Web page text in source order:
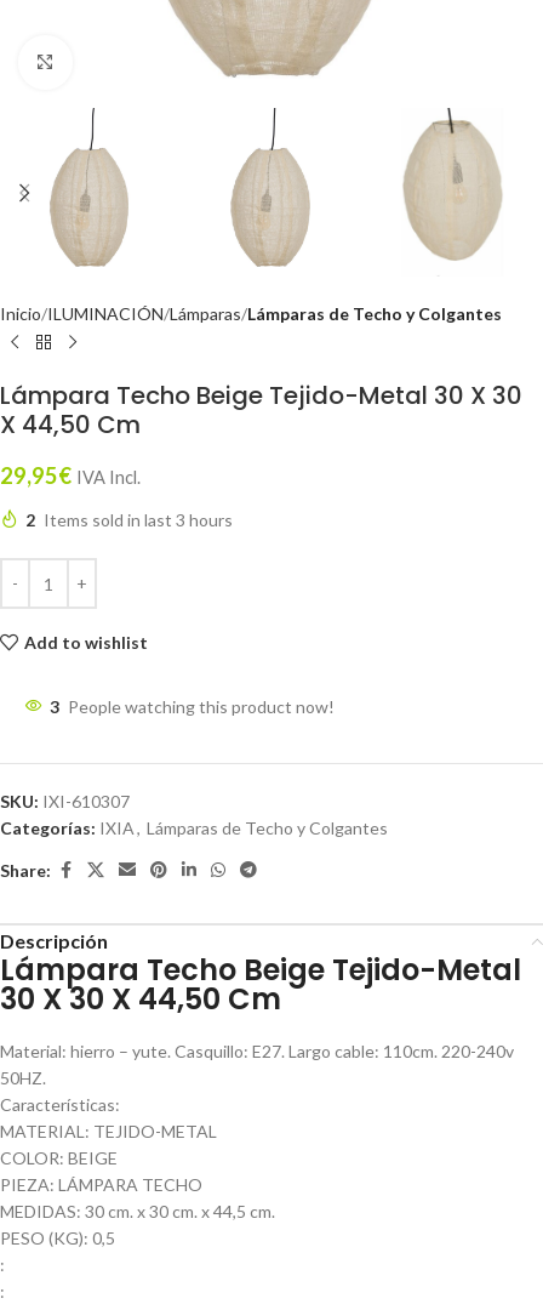
Inicio ILUMINACIÓN Lámparas Lámparas de Techo y Colgantes
Lámpara Techo Beige Tejido-Metal 30 X 30
X 44,50 Cm
29,95€ IVA Incl.
2 Items sold in last 3 hours
Add to wishlist
3 People watching this product now!
SKU: IXI-610307
Categorías: IXIA, Lámparas de Techo y Colgantes
Share:
Descripción
Lámpara Techo Beige Tejido-Metal
30 X 30 X 44,50 Cm
Material: hierro – yute. Casquillo: E27. Largo cable: 110cm. 220-240v
50HZ.
Características:
MATERIAL: TEJIDO-METAL
COLOR: BEIGE
PIEZA: LÁMPARA TECHO
MEDIDAS: 30 cm. x 30 cm. x 44,5 cm.
PESO (KG): 0,5
:
: